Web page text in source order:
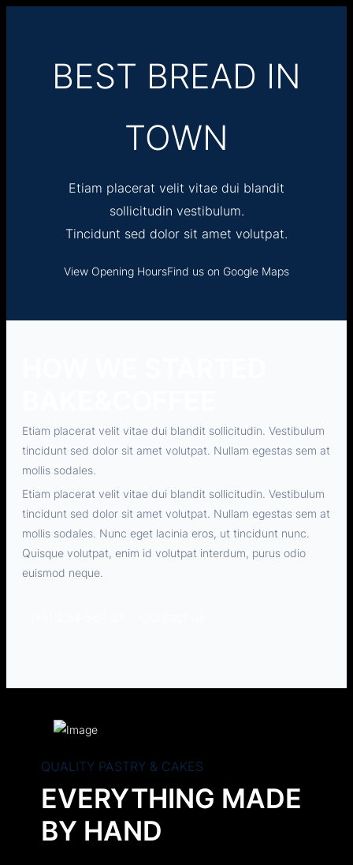
BEST BREAD IN
TOWN
Etiam placerat velit vitae dui blandit
sollicitudin vestibulum.
Tincidunt sed dolor sit amet volutpat.
View Opening HoursFind us on Google Maps
Etiam placerat velit vitae dui blandit sollicitudin. Vestibulum
tincidunt sed dolor sit amet volutpat. Nullam egestas sem at
mollis sodales.
Etiam placerat velit vitae dui blandit sollicitudin. Vestibulum
tincidunt sed dolor sit amet volutpat. Nullam egestas sem at
mollis sodales. Nunc eget lacinia eros, ut tincidunt nunc.
Quisque volutpat, enim id volutpat interdum, purus odio
euismod neque.
QUALITY PASTRY & CAKES
EVERYTHING MADE
BY HAND